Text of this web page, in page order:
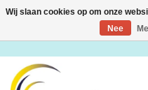
Toggle
Wij slaan cookies op om onze
Nee